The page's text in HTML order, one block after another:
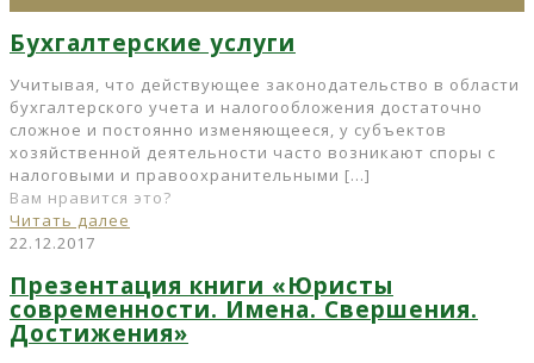
Бухгалтерские услуги
Учитывая, что действующее законодательство в области
бухгалтерского учета и налогообложения достаточно
сложное и постоянно изменяющееся, у субъектов
хозяйственной деятельности часто возникают споры с
налоговыми и правоохранительными […]
Вам нравится это?
Читать далее
22.12.2017
Презентация книги «Юристы
современности. Имена. Свершения.
Достижения»